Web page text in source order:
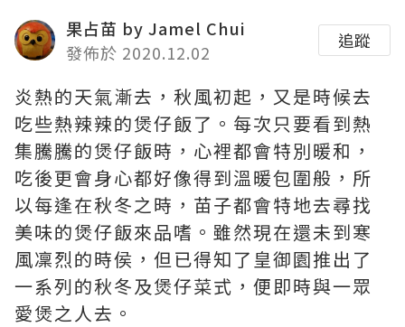
果占苗 by Jamel Chui
發佈於 2020.12.02
追蹤
炎熱的天氣漸去，秋風初起，又是時候去
吃些熱辣辣的煲仔飯了。每次只要看到熱
集騰騰的煲仔飯時，心裡都會特別暖和，
吃後更會身心都好像得到溫暖包圍般，所
以每逢在秋冬之時，苗子都會特地去尋找
美味的煲仔飯來品嗜。雖然現在還未到寒
風凜烈的時侯，但已得知了皇御園推出了
一系列的秋冬及煲仔菜式，便即時與一眾
愛煲之人去。